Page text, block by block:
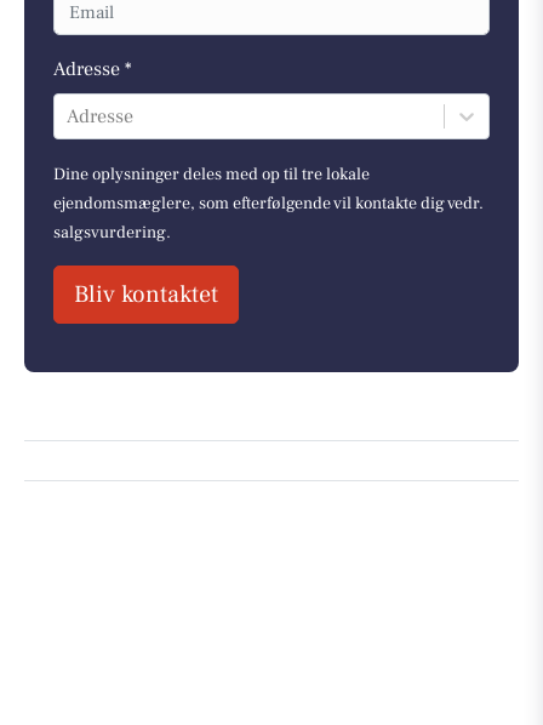
Adresse *
Adresse
Dine oplysninger deles med op til tre lokale
ejendomsmæglere, som efterfølgende vil kontakte dig vedr.
salgsvurdering.
Bliv kontaktet